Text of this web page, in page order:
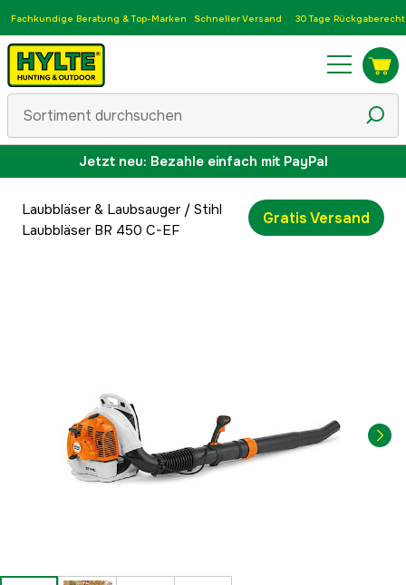
Fachkundige Beratung & Top-Marken Schneller Versand 30 Tage Rückgaberecht
Jetzt neu: Bezahle einfach mit PayPal
Laubbläser & Laubsauger/ Stihl
Laubbläser BR 450 C-EF
Gratis Versand